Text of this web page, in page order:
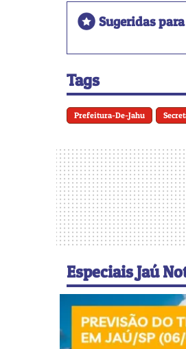
Sugeridas
Tags
Prefeitura-De-Jahu
Especiais Jaú